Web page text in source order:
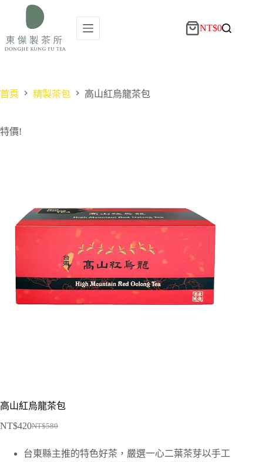
NT$0
首頁 精製茶包 高山紅烏龍茶包
特價!
高山紅烏龍茶包
NT$580
NT$420
台東縣主推的特色好茶，嚴選一心二葉茶芽以手工